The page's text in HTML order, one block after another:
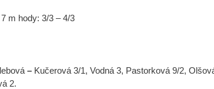
hody: 3/3 – 4/3
– Kučerová 3/1, Vodná 3, Pastorková 9/2,
2.